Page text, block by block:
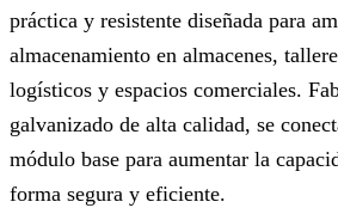
práctica y resistente diseñada para
almacenamiento en almacenes,
logísticos y espacios comerciales.
galvanizado de alta calidad, se
módulo base para aumentar la
forma segura y eficiente.